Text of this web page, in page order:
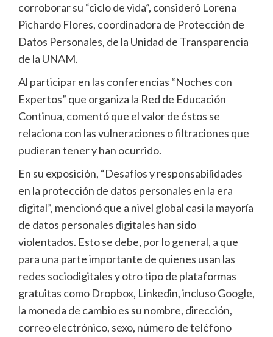
corroborar su “ciclo de vida”, consideró Lorena
Pichardo Flores, coordinadora de Protección de
Datos Personales, de la Unidad de Transparencia
de la UNAM.
Al participar en las conferencias “Noches con
Expertos” que organiza la Red de Educación
Continua, comentó que el valor de éstos se
relaciona con las vulneraciones o filtraciones que
pudieran tener y han ocurrido.
En su exposición, “Desafíos y responsabilidades
en la protección de datos personales en la era
digital”, mencionó que a nivel global casi la mayoría
de datos personales digitales han sido
violentados. Esto se debe, por lo general, a que
para una parte importante de quienes usan las
redes sociodigitales y otro tipo de plataformas
gratuitas como Dropbox, Linkedin, incluso Google,
la moneda de cambio es su nombre, dirección,
correo electrónico, sexo, número de teléfono